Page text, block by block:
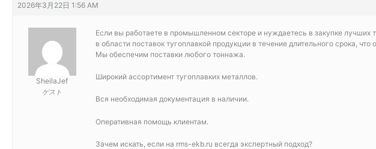
2026年3月22日 1:56 AM
SheilaJef
ゲスト
Если вы работаете в промышленном секторе и нуждаетесь в закупке
в области поставок тугоплавкой продукции в течение длительного срока,
Мы обеспечим поставки любого тоннажа.
Широкий ассортимент тугоплавких металлов.
Вся необходимая документация в наличии.
Оперативная помощь клиентам.
Зачем искать, если на rms-ekb.ru всегда экспертный подход?